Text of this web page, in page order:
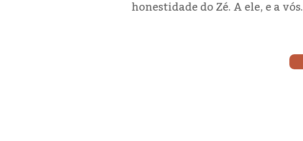
honestidade do Zé. A ele, e a vós.